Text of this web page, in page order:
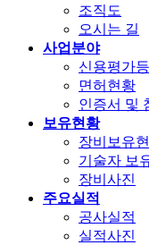
조직도
오시는 길
사업분야
신용평가
면허현황
인증서 및
보유현황
장비보유
기술자 보
장비사진
주요실적
공사실적
실적사진